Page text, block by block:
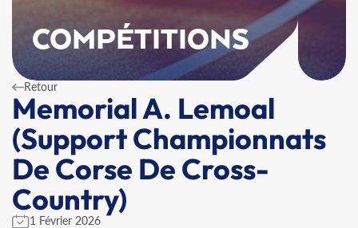
COMPÉTITIONS
Retour
Memorial A. Lemoal
(Support Championnats
De Corse De Cross-
Country)
1 Février 2026